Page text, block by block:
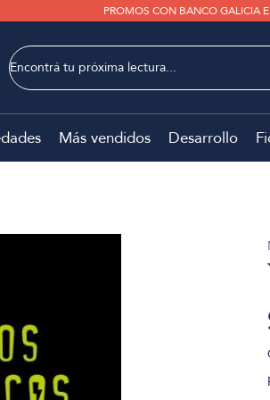
PROMOS CON BANCO GALICIA
Más vendidos Desarrollo